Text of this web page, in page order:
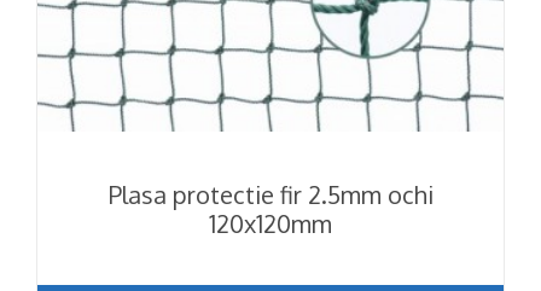
Plasa protectie fir 2.5mm ochi
120x120mm